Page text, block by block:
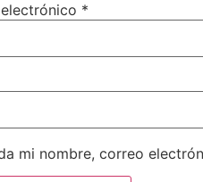
*
mi nombre, correo